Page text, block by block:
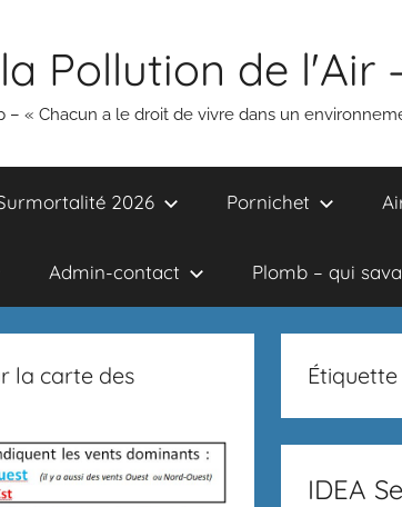
Pollution de l'Air
– « Chacun a le droit de vivre dans un
2026 Pornichet
Admin-contact Plomb – qui
Étiquette
IDEA
la carte des